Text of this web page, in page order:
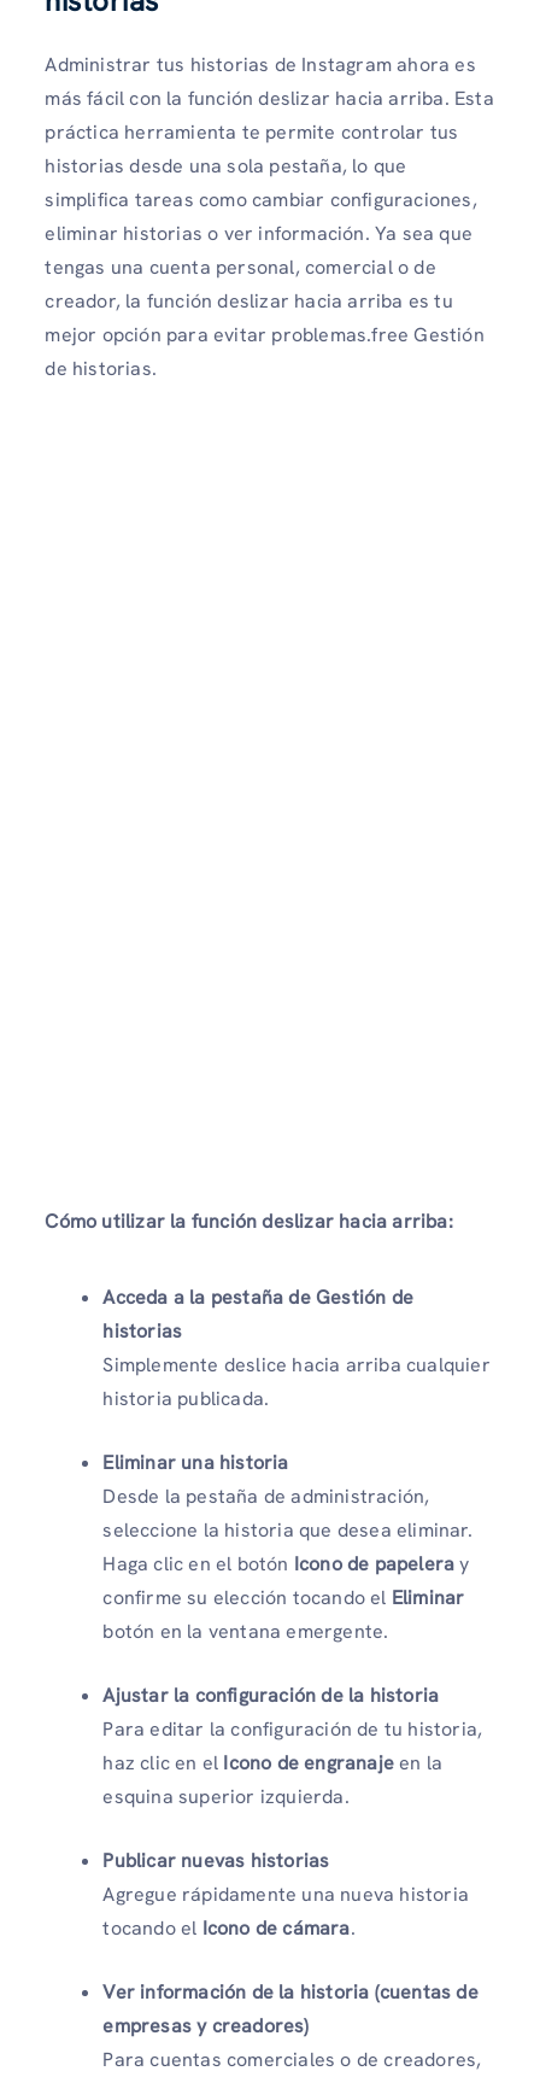
Administrar tus historias de Instagram ahora es
más fácil con la función deslizar hacia arriba. Esta
práctica herramienta te permite controlar tus
historias desde una sola pestaña, lo que
simplifica tareas como cambiar configuraciones,
eliminar historias o ver información. Ya sea que
tengas una cuenta personal, comercial o de
creador, la función deslizar hacia arriba es tu
mejor opción para evitar problemas.free Gestión
de historias.
Cómo utilizar la función deslizar hacia arriba:
Acceda a la pestaña de Gestión de
historias
Simplemente deslice hacia arriba cualquier
historia publicada.
Eliminar una historia
Desde la pestaña de administración,
seleccione la historia que desea eliminar.
Haga clic en el botón Icono de papeleray
confirme su elección tocando el Eliminar
botón en la ventana emergente.
Ajustar la configuración de la historia
Para editar la configuración de tu historia,
haz clic en el Icono de engranajeen la
esquina superior izquierda.
Publicar nuevas historias
Agregue rápidamente una nueva historia
tocando el Icono de cámara.
Ver información de la historia (cuentas de
empresas y creadores)
Para cuentas comerciales o de creadores,